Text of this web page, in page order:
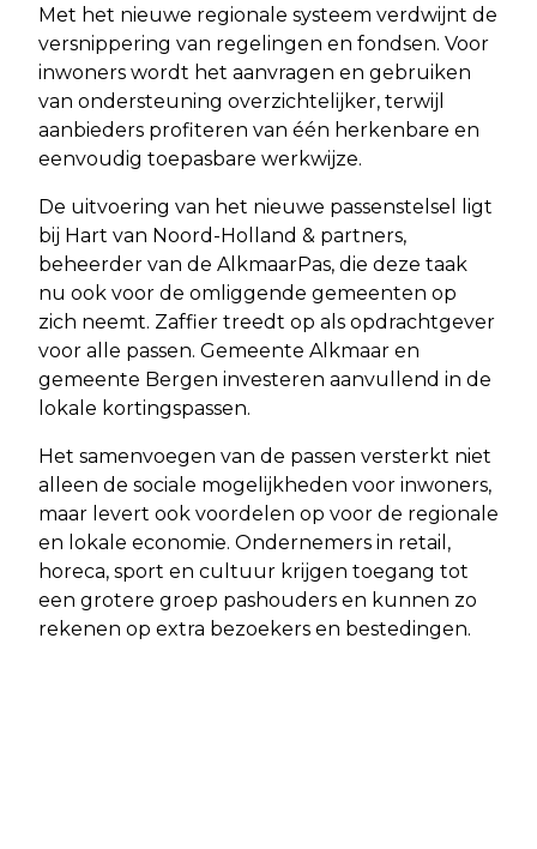
Met het nieuwe regionale systeem verdwijnt de
versnippering van regelingen en fondsen. Voor
inwoners wordt het aanvragen en gebruiken
van ondersteuning overzichtelijker, terwijl
aanbieders profiteren van één herkenbare en
eenvoudig toepasbare werkwijze.
De uitvoering van het nieuwe passenstelsel ligt
bij Hart van Noord-Holland & partners,
beheerder van de AlkmaarPas, die deze taak
nu ook voor de omliggende gemeenten op
zich neemt. Zaffier treedt op als opdrachtgever
voor alle passen. Gemeente Alkmaar en
gemeente Bergen investeren aanvullend in de
lokale kortingspassen.
Het samenvoegen van de passen versterkt niet
alleen de sociale mogelijkheden voor inwoners,
maar levert ook voordelen op voor de regionale
en lokale economie. Ondernemers in retail,
horeca, sport en cultuur krijgen toegang tot
een grotere groep pashouders en kunnen zo
rekenen op extra bezoekers en bestedingen.